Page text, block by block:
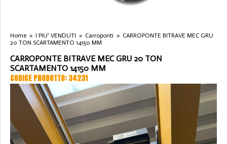
Home » I PIU' VENDUTI » Carroponti » CARROPONTE BITRAVE MEC GRU
20 TON SCARTAMENTO 14150 MM
CARROPONTE BITRAVE MEC GRU 20 TON
SCARTAMENTO 14150 MM
CODICE PRODOTTO: 34231